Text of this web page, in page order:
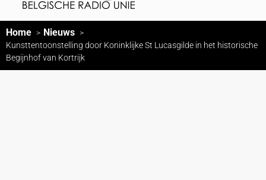
Home Nieuws
Kunsttentoonstelling door Koninklijke St Lucasgilde in het historische
Begijnhof van Kortrijk